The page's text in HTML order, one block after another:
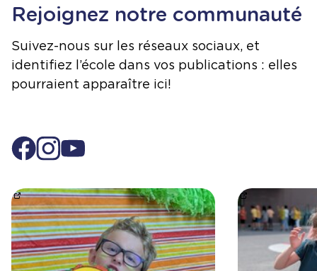
Rejoignez notre communauté
Suivez-nous sur les réseaux sociaux, et
identifiez l’école dans vos publications : elles
pourraient apparaître ici!
Bravo à l'équipe d'improvisation de 6e année qui a
Learn more